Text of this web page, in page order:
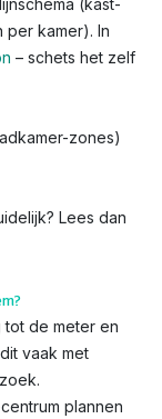
(kast-
kamer). In
– schets het zelf
zones)
Lees dan
tot de meter en
vaak met
plannen